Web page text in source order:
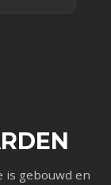
is gebouwd en